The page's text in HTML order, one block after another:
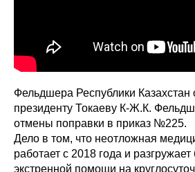
Фельдшера Республики
президенту Токаеву К-Ж.К.
отмены поправки в приказ №225.
Дело в том, что неотложная
работает с 2018 года и
экстренной помощи на